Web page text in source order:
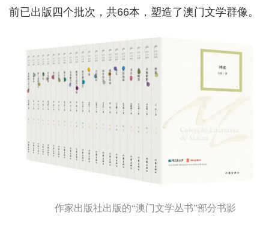
前已出版四个批次，共66本，塑造了澳门文学群像。
作家出版社出版的“澳门文学丛书”部分书影